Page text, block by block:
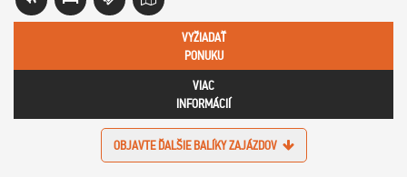
VYŽIADAŤ
PONUKU
VIAC
INFORMÁCIÍ
OBJAVTE ĎALŠIE BALÍKY ZAJÁZDOV